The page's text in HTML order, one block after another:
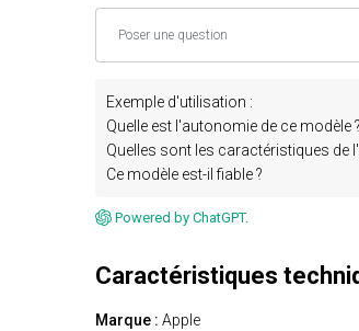
Exemple d'utilisation :
Quelle est l'autonomie de ce modèle ?
Quelles sont les caractéristiques de
Ce modèle est-il fiable ?
Powered by ChatGPT.
Caractéristiques
Marque : Apple